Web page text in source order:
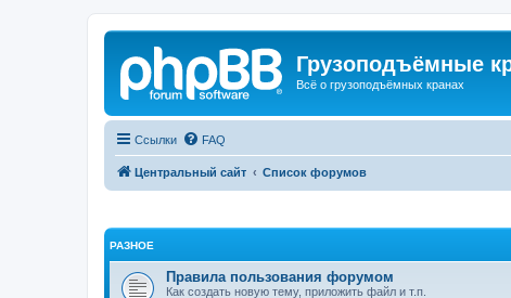
Грузоподъёмные
Всё о грузоподъёмных кранах
Ссылки FAQ
Центральный сайт Список форумов
РАЗНОЕ
Правила пользования форумом
Как создать новую тему, приложить файл и т.п.